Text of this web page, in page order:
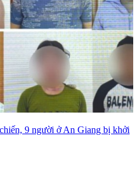
9 người ở An Giang bị khởi